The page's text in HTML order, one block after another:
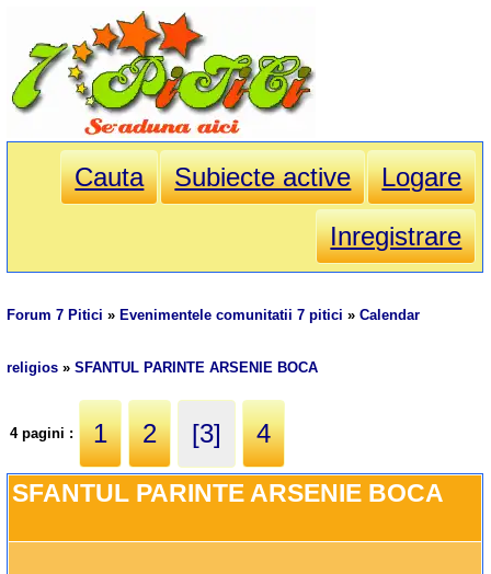
Cauta Subiecte active
Logare
Inregistrare
Forum 7 Pitici » Evenimentele comunitatii 7 pitici »Calendar
religios »SFANTUL PARINTE ARSENIE BOCA
4 pagini : 1 2 [3] 4
SFANTUL PARINTE ARSENIE BOCA